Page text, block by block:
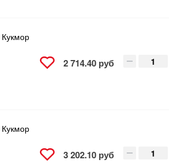
2 714.40 руб
3 202.10 руб